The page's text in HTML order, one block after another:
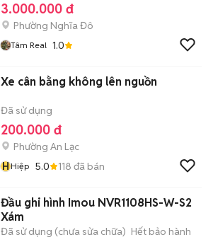
3.000.000 đ
Phường Nghĩa Đô
Tâm Real 1.0
Xe cân bằng không lên nguồn
Đã sử dụng
200.000 đ
Phường An Lạc
HHiệp 5.0 118 đã bán
Đầu ghi hình Imou NVR1108HS-W-S2
Xám
Đã sử dụng (chưa sửa chữa) Hết bảo hành